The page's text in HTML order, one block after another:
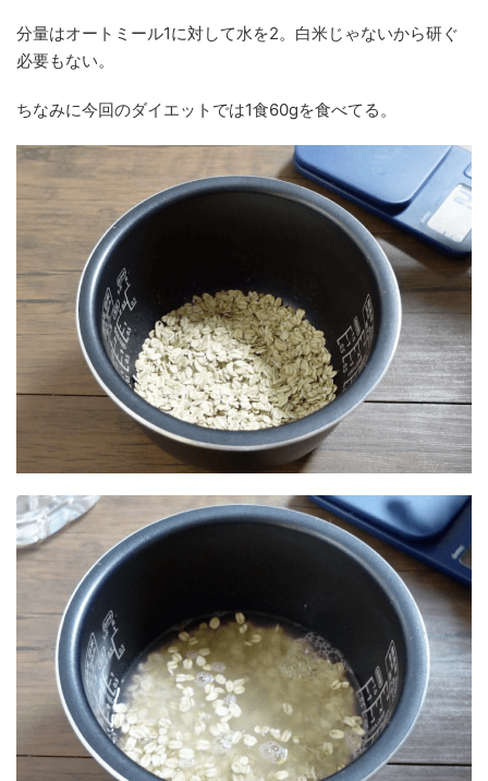
分量はオートミール1に対して水を2。白米じゃないから研ぐ
必要もない。
ちなみに今回のダイエットでは1食60gを食べてる。